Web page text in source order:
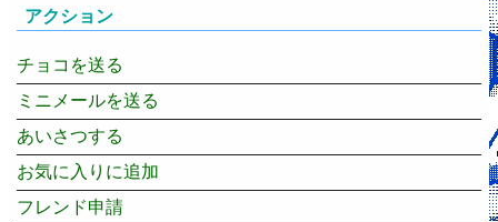
アクション
チョコを送る
ミニメールを送る
あいさつする
お気に入りに追加
フレンド申請